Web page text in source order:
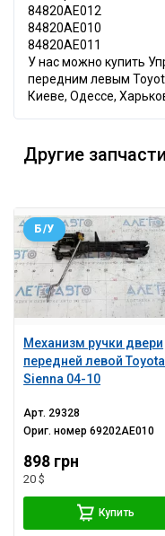
84820AE012
84820AE010
84820AE011
У нас можно купить
передним левым
Киеве, Одессе,
Другие
Механизм ручки двери
передней левой Toyota
Sienna 04-10
Б/У
Арт. 29328
Ориг. номер69202AE010
898 грн
20 $
Купить